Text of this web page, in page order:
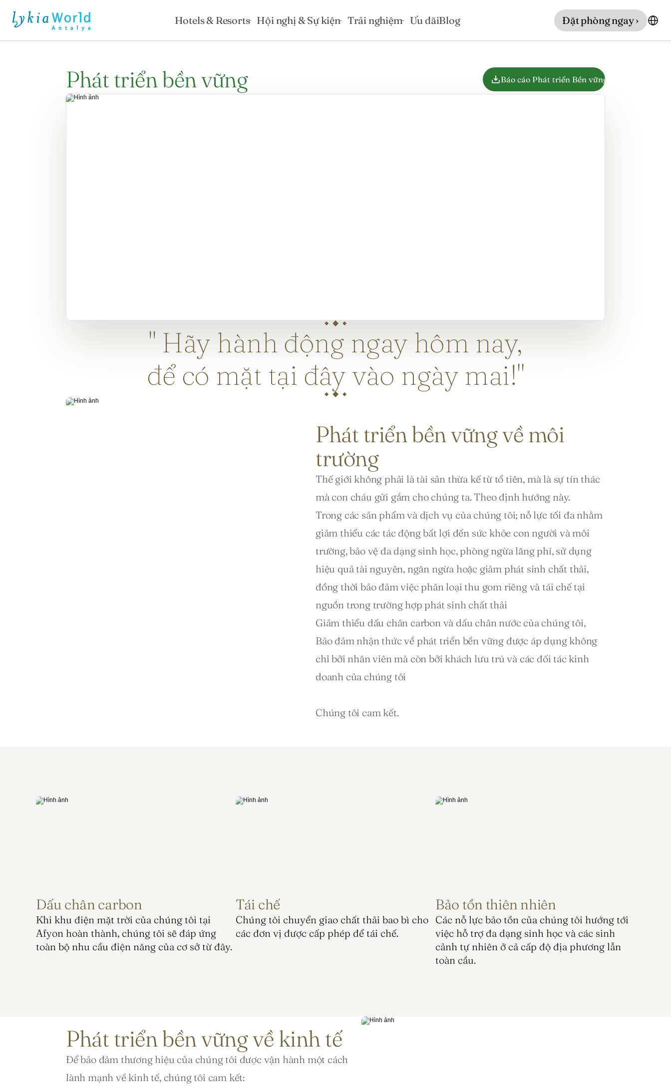
Phát triển bền vững Báo cáo Phát triển Bền vững
" Hãy hành động ngay hôm nay,
để có mặt tại đây vào ngày mai!"
Phát triển bền vững về môi
trường
Thế giới không phải là tài sản thừa kế từ tổ tiên, mà là sự tín thác
mà con cháu gửi gắm cho chúng ta. Theo định hướng này.
Trong các sản phẩm và dịch vụ của chúng tôi; nỗ lực tối đa nhằm
giảm thiểu các tác động bất lợi đến sức khỏe con người và môi
trường, bảo vệ đa dạng sinh học, phòng ngừa lãng phí, sử dụng
hiệu quả tài nguyên, ngăn ngừa hoặc giảm phát sinh chất thải,
đồng thời bảo đảm việc phân loại thu gom riêng và tái chế tại
nguồn trong trường hợp phát sinh chất thải
Giảm thiểu dấu chân carbon và dấu chân nước của chúng tôi,
Bảo đảm nhận thức về phát triển bền vững được áp dụng không
chỉ bởi nhân viên mà còn bởi khách lưu trú và các đối tác kinh
doanh của chúng tôi
Chúng tôi cam kết.
Dấu chân carbon
Khi khu điện mặt trời của chúng tôi tại
Afyon hoàn thành, chúng tôi sẽ đáp ứng
toàn bộ nhu cầu điện năng của cơ sở từ đây.
Tái chế
Chúng tôi chuyển giao chất thải bao bì cho
các đơn vị được cấp phép để tái chế.
Bảo tồn thiên nhiên
Các nỗ lực bảo tồn của chúng tôi hướng tới
việc hỗ trợ đa dạng sinh học và các sinh
cảnh tự nhiên ở cả cấp độ địa phương lẫn
toàn cầu.
Phát triển bền vững về kinh tế
Để bảo đảm thương hiệu của chúng tôi được vận hành một cách
lành mạnh về kinh tế, chúng tôi cam kết:
Hotels & Resorts Hội nghị & Sự kiện Trải nghiệm Ưu đãiBlog Đặt phòng ngay ›